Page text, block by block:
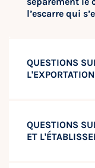
l’escarre qui
QUESTIONS
QUESTIONS
ET